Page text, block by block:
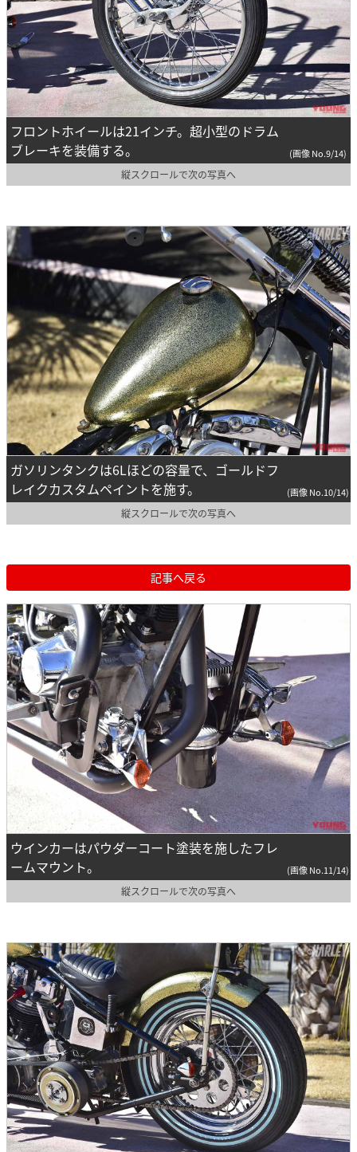
フロントホイールは21インチ。超小型のドラム
ブレーキを装備する。
(画像 No.9/14)
縦スクロールで次の写真へ
ガソリンタンクは6Lほどの容量で、ゴールドフ
レイクカスタムペイントを施す。
(画像 No.10/14)
縦スクロールで次の写真へ
記事へ戻る
ウインカーはパウダーコート塗装を施したフレ
ームマウント。
(画像 No.11/14)
縦スクロールで次の写真へ